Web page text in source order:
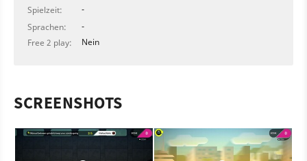
Spielzeit:
-
Sprachen:
-
Free 2 play:
Nein
SCREENSHOTS